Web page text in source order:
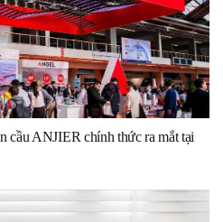
cầu ANJIER chính thức ra mắt tại